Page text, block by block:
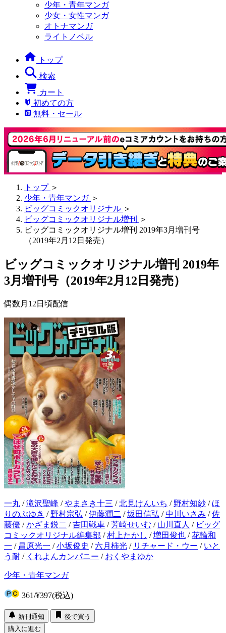
少年・青年マンガ
少女・女性マンガ
オトナマンガ
ライトノベル
トップ
検索
カート
初めての方
無料・セール
トップ ＞
少年・青年マンガ ＞
ビッグコミックオリジナル ＞
ビッグコミックオリジナル増刊
＞
ビッグコミックオリジナル増刊 2019年3月増刊号
（2019年2月12日発売）
ビッグコミックオリジナル増刊 2019年
3月増刊号（2019年2月12日発売）
偶数月12日頃配信
一丸 /滝沢聖峰 /やまさき十三 /北見けんいち / 野村知紗 / ほ
りのぶゆき / 野村宗弘 /伊藤潤二 /坂田信弘 /中川いさみ /佐
藤優 /かざま鋭二 /吉田戦車 /芳崎せいむ / 山川直人 / ビッグ
コミックオリジナル編集部 /村上たかし /増田俊也 /花輪和
一 / 昌原光一 /小坂俊史 / 六月柿光 / リチャード・ウー / いと
う耐 / くれよんカンパニー / おくやまゆか
少年・青年マンガ
361/¥397(税込)
新刊通知
後で買う
購入に進む